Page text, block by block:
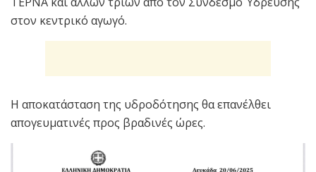
στον κεντρικό αγωγό.
Η αποκατάσταση της υδροδότησης θα επανέλθει
απογευματινές προς βραδινές ώρες.